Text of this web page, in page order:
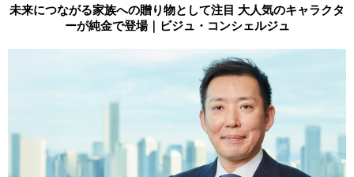
未来につながる家族への贈り物として注目 大人気のキャラクタ
ーが純金で登場｜ビジュ・コンシェルジュ